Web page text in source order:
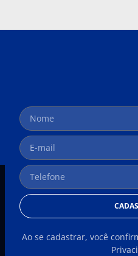
Ao se cadastrar, você